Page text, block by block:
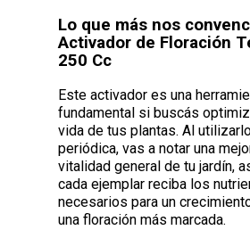
Lo que más nos
Activador de Floración
250 Cc
Este activador es una
fundamental si buscás
vida de tus plantas. Al
periódica, vas a notar una
vitalidad general de tu jardín,
cada ejemplar reciba los
necesarios para un
una floración más marcada.